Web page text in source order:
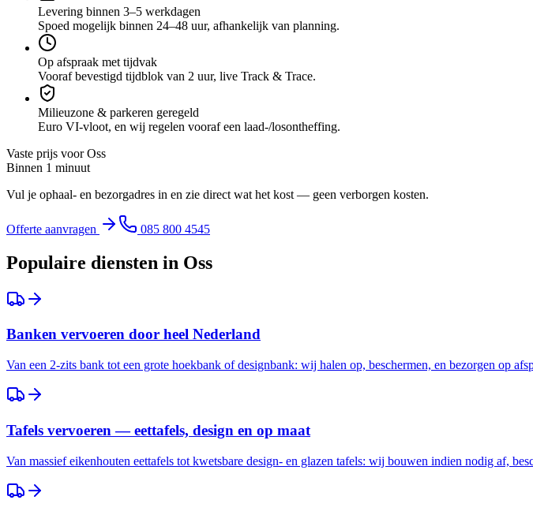
Levering binnen 3–5 werkdagen
Spoed mogelijk binnen 24–48 uur, afhankelijk van planning.
Op afspraak met tijdvak
Vooraf bevestigd tijdblok van 2 uur, live Track & Trace.
Milieuzone & parkeren geregeld
Euro VI-vloot, en wij regelen vooraf een laad-/losontheffing.
Vaste prijs voorOss
Binnen 1 minuut
Vul je ophaal- en bezorgadres in en zie direct wat het kost — geen verborgen kosten.
Offerte aanvragen 085 800 4545
Populaire diensten in Oss
Banken vervoeren door heel Nederland
Van een 2-zits bank tot een grote hoekbank of designbank: wij halen op, beschermen, en bezorgen op
Tafels vervoeren — eettafels, design en op maat
Van massief eikenhouten eettafels tot kwetsbare design- en glazen tafels: wij bouwen indien nodig af,